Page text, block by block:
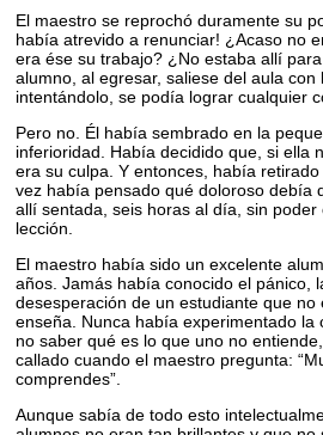
El maestro se reprochó duramente su
había atrevido a renunciar! ¿Acaso no
era ése su trabajo? ¿No estaba allí
alumno, al egresar, saliese del aula con
intentándolo, se podía lograr cualquier
Pero no. Él había sembrado en la
inferioridad. Había decidido que, si ella
era su culpa. Y entonces, había
vez había pensado qué doloroso debía
allí sentada, seis horas al día, sin poder
lección.
El maestro había sido un excelente
años. Jamás había conocido el pánico,
desesperación de un estudiante que no
enseña. Nunca había experimentado la
no saber qué es lo que uno no
callado cuando el maestro pregunta:
comprendes”.
Aunque sabía de todo esto